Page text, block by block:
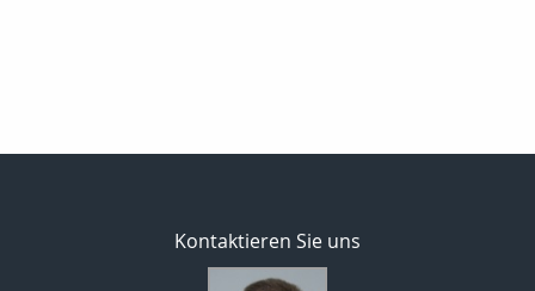
Kontaktieren Sie uns